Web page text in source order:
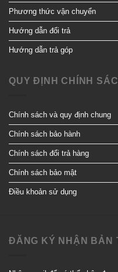
Phương thức vận chuyển
Hướng dẫn đổi trả
Hướng dẫn trả góp
QUY ĐỊNH CHÍNH
Chính sách và quy định chung
Chính sách bảo hành
Chính sách đổi trả hàng
Chính sách bảo mật
Điều khoản sử dụng
ĐĂNG KÝ NHẬN BẢN